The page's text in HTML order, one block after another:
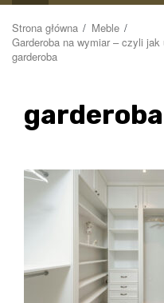
główne
Strona główna
Meble
Garderoba na wymiar – czyli
garderoba
garderoba